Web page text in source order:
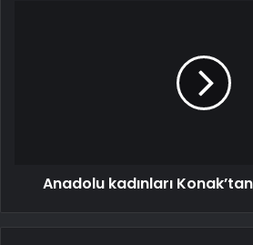
Anadolu kadınları